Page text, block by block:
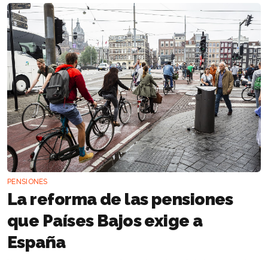
PENSIONES
La reforma de las pensiones
que Países Bajos exige a
España